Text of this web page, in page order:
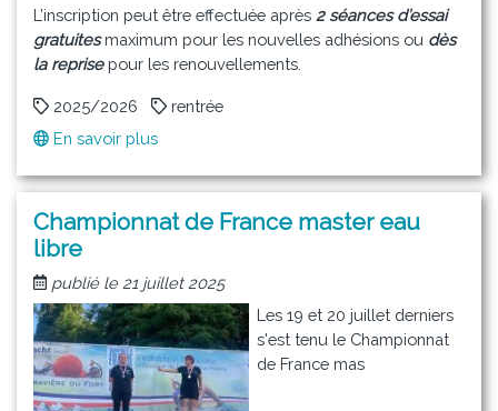
L’inscription peut être effectuée après 2 séances d’essai
gratuites maximum pour les nouvelles adhésions ou dès
la reprisepour les renouvellements.
2025/2026
rentrée
En savoir plus
2025/2026
Reprise
entraînements
le
15
septembre
2025
Championnat de France master eau
libre
publié le 21 juillet 2025
Les 19 et 20 juillet derniers
s'est tenu le Championnat
de France mas